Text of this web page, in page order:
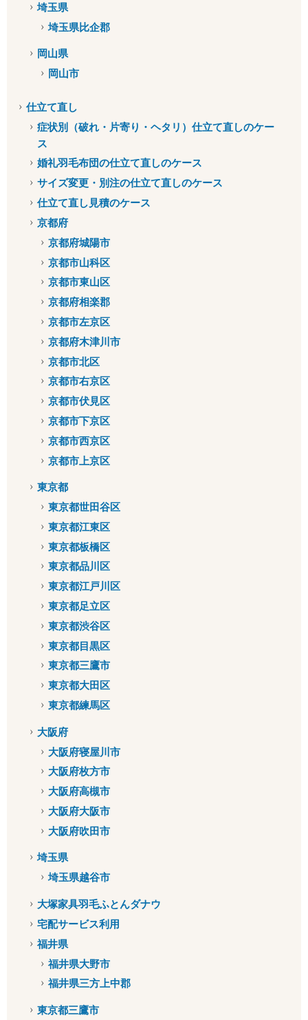
埼玉県
埼玉県比企郡
岡山県
岡山市
仕立て直し
症状別（破れ・片寄り・ヘタリ）仕立て直しのケー
ス
婚礼羽毛布団の仕立て直しのケース
サイズ変更・別注の仕立て直しのケース
仕立て直し見積のケース
京都府
京都府城陽市
京都市山科区
京都市東山区
京都府相楽郡
京都市左京区
京都府木津川市
京都市北区
京都市右京区
京都市伏見区
京都市下京区
京都市西京区
京都市上京区
東京都
東京都世田谷区
東京都江東区
東京都板橋区
東京都品川区
東京都江戸川区
東京都足立区
東京都渋谷区
東京都目黒区
東京都三鷹市
東京都大田区
東京都練馬区
大阪府
大阪府寝屋川市
大阪府枚方市
大阪府高槻市
大阪府大阪市
大阪府吹田市
埼玉県
埼玉県越谷市
大塚家具羽毛ふとんダナウ
宅配サービス利用
福井県
福井県大野市
福井県三方上中郡
東京都三鷹市